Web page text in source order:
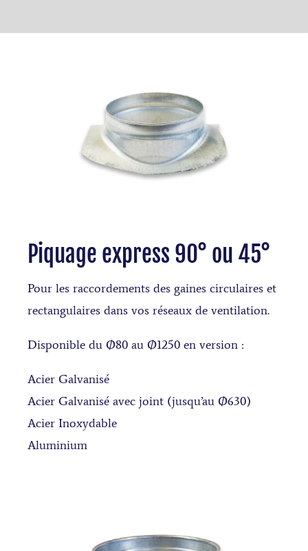
Piquage express 90° ou 45°
Pour les raccordements des gaines circulaires et
rectangulaires dans vos réseaux de ventilation.
Disponible du Ø80 au Ø1250 en version :
Acier Galvanisé
Acier Galvanisé avec joint (jusqu’au Ø630)
Acier Inoxydable
Aluminium